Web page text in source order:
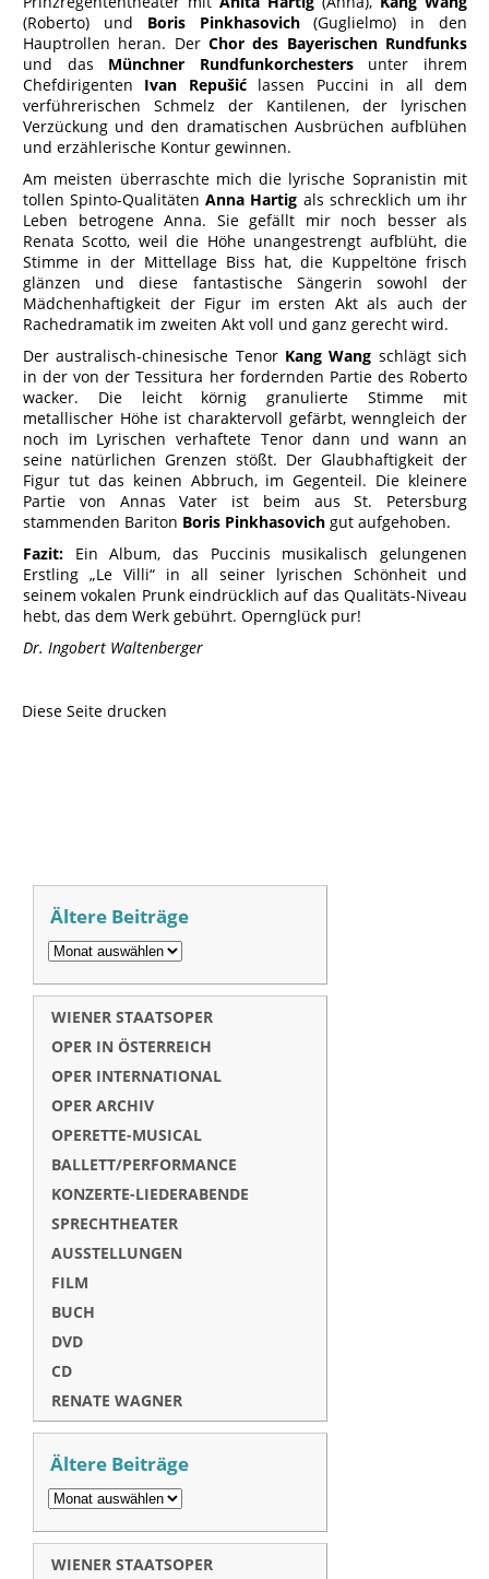
(Roberto) und Boris Pinkhasovich(Guglielmo) in den
Hauptrollen heran. Der Chor des Bayerischen Rundfunks
und das Münchner Rundfunkorchestersunter ihrem
Chefdirigenten Ivan Repušićlassen Puccini in all dem
verführerischen Schmelz der Kantilenen, der lyrischen
Verzückung und den dramatischen Ausbrüchen aufblühen
und erzählerische Kontur gewinnen.
Am meisten überraschte mich die lyrische Sopranistin mit
tollen Spinto-QualitätenAnna Hartig als schrecklich um ihr
Leben betrogene Anna. Sie gefällt mir noch besser als
Renata Scotto, weil die Höhe unangestrengt aufblüht, die
Stimme in der Mittellage Biss hat, die Kuppeltöne frisch
glänzen und diese fantastische Sängerin sowohl der
Mädchenhaftigkeit der Figur im ersten Akt als auch der
Rachedramatik im zweiten Akt voll und ganz gerecht wird.
Der australisch-chinesische Tenor Kang Wang schlägt sich
in der von der Tessitura her fordernden Partie des Roberto
wacker. Die leicht körnig granulierte Stimme mit
metallischer Höhe ist charaktervoll gefärbt, wenngleich der
noch im Lyrischen verhaftete Tenor dann und wann an
seine natürlichen Grenzen stößt. Der Glaubhaftigkeit der
Figur tut das keinen Abbruch, im Gegenteil. Die kleinere
Partie von Annas Vater ist beim aus St. Petersburg
stammenden Bariton Boris Pinkhasovich gut aufgehoben.
Fazit: Ein Album, das Puccinis musikalisch gelungenen
Erstling „Le Villi“ in all seiner lyrischen Schönheit und
seinem vokalen Prunk eindrücklich auf das Qualitäts-Niveau
hebt, das dem Werk gebührt. Opernglück pur!
Dr. Ingobert Waltenberger
Diese Seite drucken
Ältere Beiträge
WIENER STAATSOPER
OPER IN ÖSTERREICH
OPER INTERNATIONAL
OPER ARCHIV
OPERETTE-MUSICAL
BALLETT/PERFORMANCE
KONZERTE-LIEDERABENDE
SPRECHTHEATER
AUSSTELLUNGEN
FILM
BUCH
DVD
CD
RENATE WAGNER
Ältere Beiträge
WIENER STAATSOPER